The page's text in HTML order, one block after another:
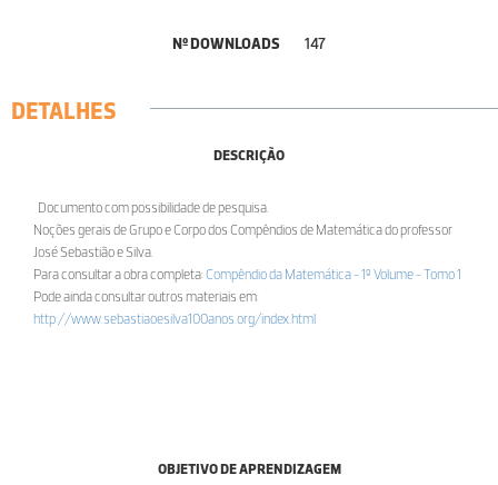
Nº DOWNLOADS 147
DETALHES
DESCRIÇÃO
Documento com possibilidade de pesquisa.
Noções gerais de Grupo e Corpo dos Compêndios de Matemática do professor
José Sebastião e Silva.
Para consultar a obra completa: Compêndio da Matemática - 1º Volume - Tomo 1
Pode ainda consultar outros materiais em:
http://www.sebastiaoesilva100anos.org/index.html
OBJETIVO DE APRENDIZAGEM